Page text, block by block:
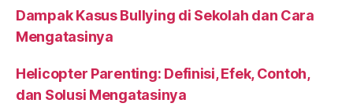
Dampak Kasus Bullying di Sekolah dan Cara
Mengatasinya
Helicopter Parenting: Definisi, Efek, Contoh,
dan Solusi Mengatasinya